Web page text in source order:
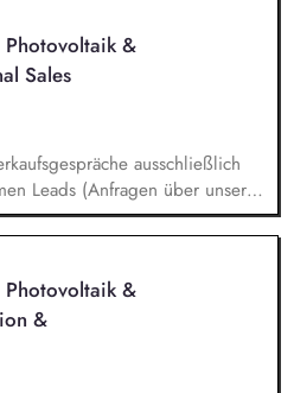
, Genehmigungs- und
der Prüfung und
Planungsunterlagen
technischer
Koordination der
Sicherstellung klar definierter
und Schnittstellen
&
Sales
ausschließlich
Leads (Anfragen über unsere
nach, die bereits
Der komplette Sales-
die Erstellung passgenauer
begleitest Du
für jeden Kunden die
zu finden und den Abschluss
&
&